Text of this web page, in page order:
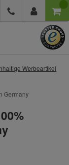
Werbeartikel
Germany